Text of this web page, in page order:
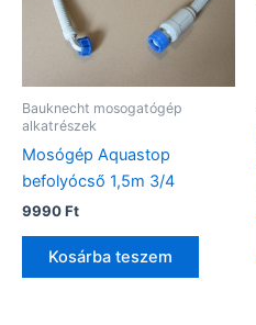
Bauknecht mosogatógép
alkatrészek
Mosógép Aquastop
befolyócső 1,5m 3/4
9990Ft
Kosárba teszem